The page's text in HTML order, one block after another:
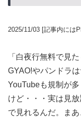
2025/11/03 [記事内には
「白夜行無料で見
GYAO!やパンドラ
YouTubeも規制が
けど・・・実は見
で見れるんだ。ま